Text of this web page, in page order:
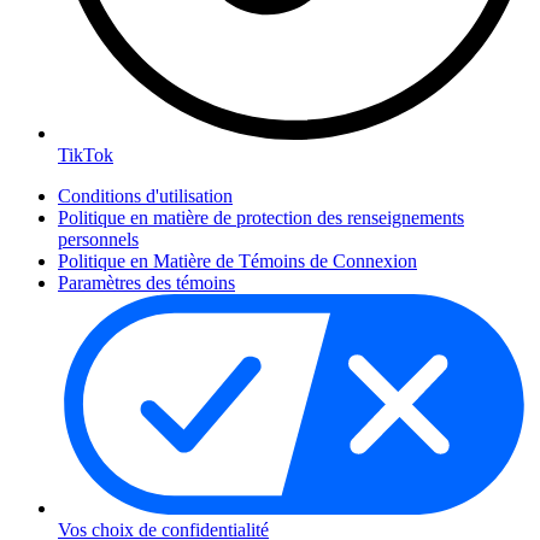
TikTok
Conditions d'utilisation
Politique en matière de protection des renseignements
personnels
Politique en Matière de Témoins de Connexion
Paramètres des témoins
Vos choix de confidentialité